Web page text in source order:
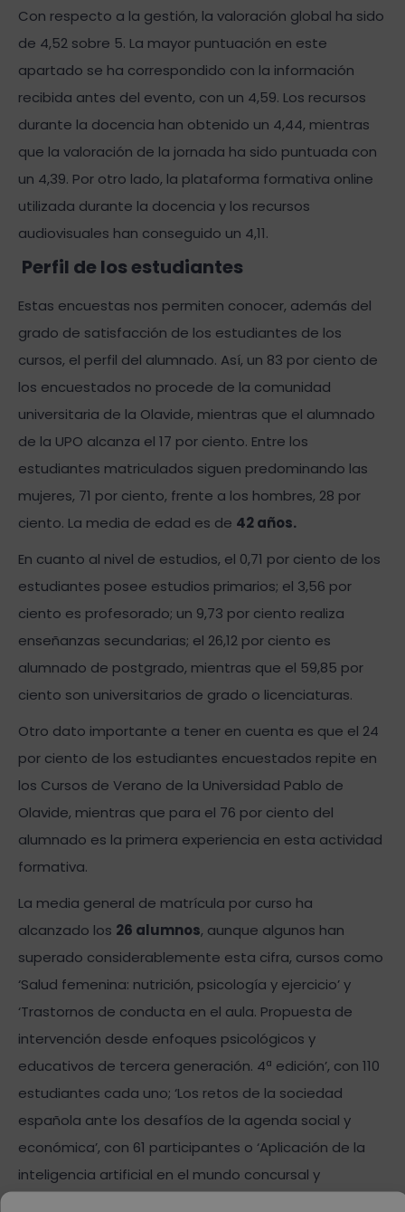
Con respecto a la gestión, la valoración global ha sido
de 4,52 sobre 5. La mayor puntuación en este
apartado se ha correspondido con la información
recibida antes del evento, con un 4,59. Los recursos
durante la docencia han obtenido un 4,44, mientras
que la valoración de la jornada ha sido puntuada con
un 4,39. Por otro lado, la plataforma formativa online
utilizada durante la docencia y los recursos
audiovisuales han conseguido un 4,11.
Perfil de los estudiantes
Estas encuestas nos permiten conocer, además del
grado de satisfacción de los estudiantes de los
cursos, el perfil del alumnado. Así, un 83 por ciento de
los encuestados no procede de la comunidad
universitaria de la Olavide, mientras que el alumnado
de la UPO alcanza el 17 por ciento. Entre los
estudiantes matriculados siguen predominando las
mujeres, 71 por ciento, frente a los hombres, 28 por
ciento. La media de edad es de 42 años.
En cuanto al nivel de estudios, el 0,71 por ciento de los
estudiantes posee estudios primarios; el 3,56 por
ciento es profesorado; un 9,73 por ciento realiza
enseñanzas secundarias; el 26,12 por ciento es
alumnado de postgrado, mientras que el 59,85 por
ciento son universitarios de grado o licenciaturas.
Otro dato importante a tener en cuenta es que el 24
por ciento de los estudiantes encuestados repite en
los Cursos de Verano de la Universidad Pablo de
Olavide, mientras que para el 76 por ciento del
alumnado es la primera experiencia en esta actividad
formativa.
La media general de matrícula por curso ha
alcanzado los 26 alumnos, aunque algunos han
superado considerablemente esta cifra, cursos como
‘Salud femenina: nutrición, psicología y ejercicio’ y
‘Trastornos de conducta en el aula. Propuesta de
intervención desde enfoques psicológicos y
educativos de tercera generación. 4ª edición’, con 110
estudiantes cada uno; ‘Los retos de la sociedad
española ante los desafíos de la agenda social y
económica’, con 61 participantes o ‘Aplicación de la
inteligencia artificial en el mundo concursal y